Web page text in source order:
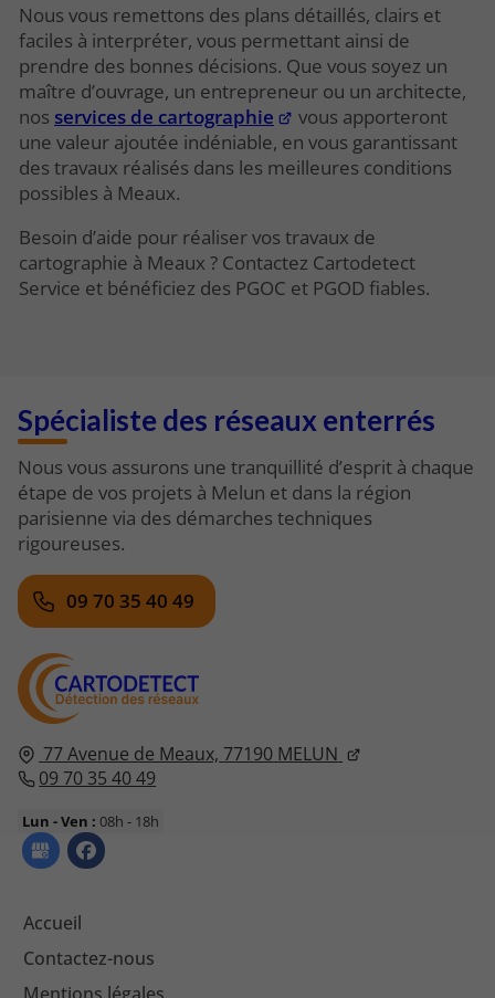
Nous vous remettons des plans détaillés, clairs et
faciles à interpréter, vous permettant ainsi de
prendre des bonnes décisions. Que vous soyez un
maître d’ouvrage, un entrepreneur ou un architecte,
nos services de cartographie
vous apporteront
une valeur ajoutée indéniable, en vous garantissant
des travaux réalisés dans les meilleures conditions
possibles à Meaux.
Besoin d’aide pour réaliser vos travaux de
cartographie à Meaux ? Contactez Cartodetect
Service et bénéficiez des PGOC et PGOD fiables.
77 Avenue de Meaux, 77190 MELUN
09 70 35 40 49
Lun - Ven : 08h - 18h
Accueil
Contactez-nous
Spécialiste des réseaux enterrés
Nous vous assurons une tranquillité d’esprit à chaque
étape de vos projets à Melun et dans la région
parisienne via des démarches techniques
rigoureuses.
09 70 35 40 49